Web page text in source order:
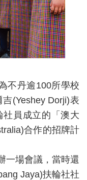
不丹逾100所學校
(Yeshey Dorji)表
社員成立的「澳大
合作的招牌計
一場會議，當時還
Jaya)扶輪社社